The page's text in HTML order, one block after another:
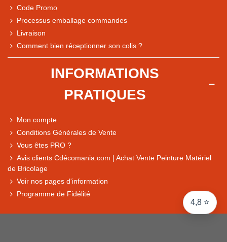
4,8 ⭐
Comparaison des performances du magasin
Express, Chez vous, Point relais, Retrait magasin
Code Promo
Processus emballage commandes
Livraison
Comment bien réceptionner son colis ?
INFORMATIONS
PRATIQUES
Mon compte
Conditions Générales de Vente
Vous êtes PRO ?
Avis clients Cdécomania.com | Achat Vente Peinture Matériel
de Bricolage
Voir nos pages d'information
Programme de Fidélité